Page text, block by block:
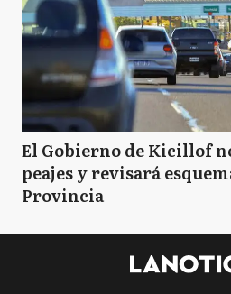
El Gobierno de Kicillof
peajes y revisará
Provincia